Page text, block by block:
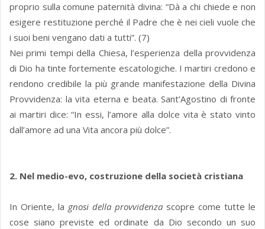
proprio sulla comune paternità divina: “Dà a chi chiede e non
esigere restituzione perché il Padre che è nei cieli vuole che
i suoi beni vengano dati a tutti”. (7)
Nei primi tempi della Chiesa, l’esperienza della provvidenza
di Dio ha tinte fortemente escatologiche. I martiri credono e
rendono credibile la più grande manifestazione della Divina
Provvidenza: la vita eterna e beata. Sant’Agostino di fronte
ai martiri dice: “In essi, l’amore alla dolce vita è stato vinto
dall’amore ad una Vita ancora più dolce”.
2. Nel medio-evo, costruzione della società cristiana
In Oriente, la gnosi della provvidenza scopre come tutte le
cose siano previste ed ordinate da Dio secondo un suo